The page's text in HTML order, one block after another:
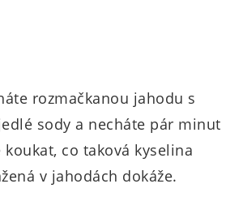
rozmačkanou jahodu s
sody a necháte pár minut
co taková kyselina
v jahodách dokáže.